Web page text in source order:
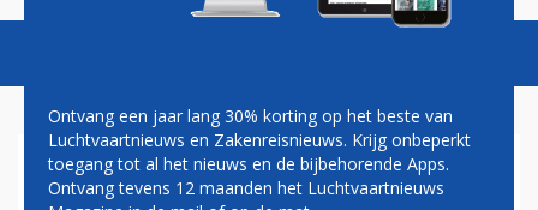
BOEING SLAAT TERUG NAAR
Ontvang een jaar lang 30% korting op het beste van
Luchtvaartnieuws en Zakenreisnieuws. Krijg onbeperkt
toegang tot al het nieuws en de bijbehorende Apps.
Ontvang tevens 12 maanden het Luchtvaartnieuws